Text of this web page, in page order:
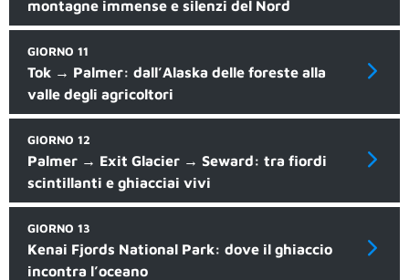
montagne immense e silenzi del Nord
GIORNO 11
Tok → Palmer: dall’Alaska delle foreste alla
valle degli agricoltori
GIORNO 12
Palmer → Exit Glacier → Seward: tra fiordi
scintillanti e ghiacciai vivi
GIORNO 13
Kenai Fjords National Park: dove il ghiaccio
incontra l’oceano